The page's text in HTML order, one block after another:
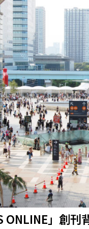
ONLINE」創刊